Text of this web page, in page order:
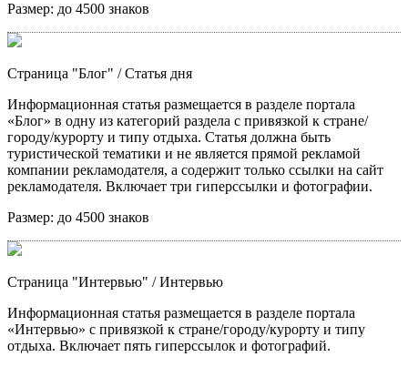
Размер: до 4500 знаков
Страница "Блог" / Статья дня
Информационная статья размещается в разделе портала
«Блог» в одну из категорий раздела с привязкой к стране/
городу/курорту и типу отдыха. Статья должна быть
туристической тематики и не является прямой рекламой
компании рекламодателя, а содержит только ссылки на сайт
рекламодателя. Включает три гиперссылки и фотографии.
Размер: до 4500 знаков
Страница "Интервью" / Интервью
Информационная статья размещается в разделе портала
«Интервью» с привязкой к стране/городу/курорту и типу
отдыха. Включает пять гиперссылок и фотографий.